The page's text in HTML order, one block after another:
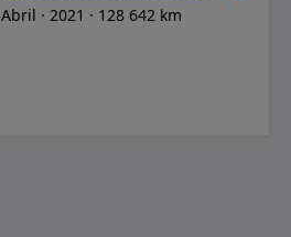
Abril 2021 128 642 km